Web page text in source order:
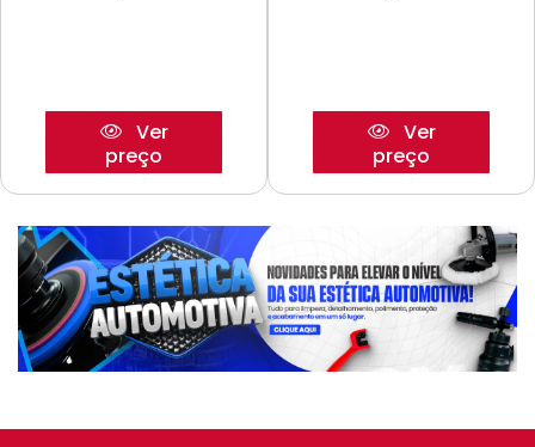
Ver
preço
Ver
preço